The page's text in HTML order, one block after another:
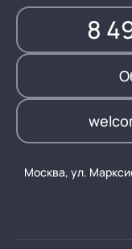
8
Москва, ул.